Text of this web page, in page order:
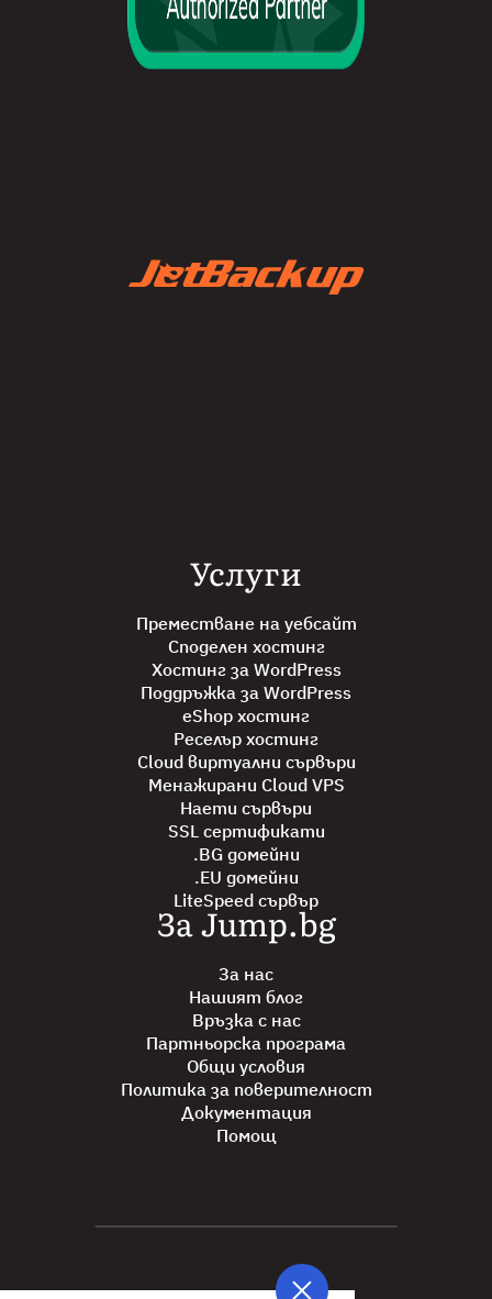
Услуги
Преместване на уебсайт
Споделен хостинг
Хостинг за WordPress
Поддръжка за WordPress
eShop хостинг
Реселър хостинг
Cloud виртуални сървъри
Менажирани Cloud VPS
Наети сървъри
SSL сертификати
.BG домейни
.EU домейни
LiteSpeed сървър
За Jump.bg
За нас
Нашият блог
Връзка с нас
Партньорска програма
Общи условия
Политика за поверителност
Документация
Помощ